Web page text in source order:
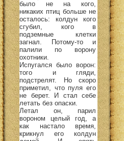
было не на кого,
никаких птиц больше не
осталось: колдун кого
сгубил, кого в
подземные клетки
загнал. Потому-то и
палили по ворону
охотники.
Испугался было ворон:
того и гляди,
подстрелят. Но скоро
приметил, что пуля его
не берет. И стал себе
летать без опаски.
Летал он, парил
вороном целый год, а
как настало время,
крикнул его колдун